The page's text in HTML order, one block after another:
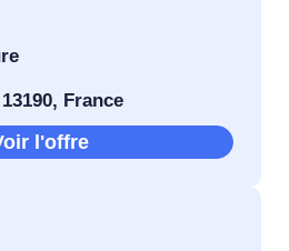
France
l'offre